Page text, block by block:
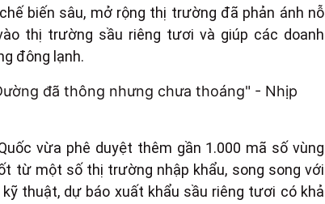
biến sâu, mở rộng thị trường đã phản ánh nỗ
thị trường sầu riêng tươi và giúp các doanh
đông lạnh.
vừa phê duyệt thêm gần 1.000 mã số vùng
từ một số thị trường nhập khẩu, song song với
thuật, dự báo xuất khẩu sầu riêng tươi có khả